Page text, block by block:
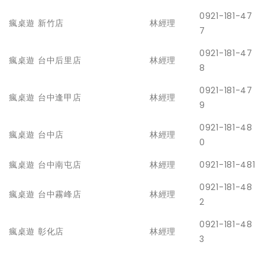
瘋桌遊 新竹店 林經理
0921-181-47
7
瘋桌遊 台中后里店 林經理
0921-181-47
8
瘋桌遊 台中逢甲店 林經理
0921-181-47
9
瘋桌遊 台中店 林經理
0921-181-48
0
瘋桌遊 台中南屯店
林經理 0921-181-481
瘋桌遊 台中霧峰店 林經理
0921-181-48
2
瘋桌遊 彰化店 林經理
0921-181-48
3